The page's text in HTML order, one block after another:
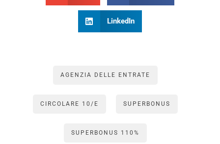
LinkedIn
AGENZIA DELLE ENTRATE
CIRCOLARE 10/E SUPERBONUS
SUPERBONUS 110%